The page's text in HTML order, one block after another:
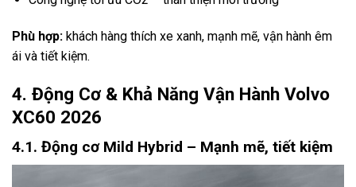
Phù hợp: khách hàng thích xe xanh, mạnh mẽ, vận hành êm
ái và tiết kiệm.
4. Động Cơ & Khả Năng Vận Hành Volvo
XC60 2026
4.1. Động cơ Mild Hybrid – Mạnh mẽ, tiết kiệm